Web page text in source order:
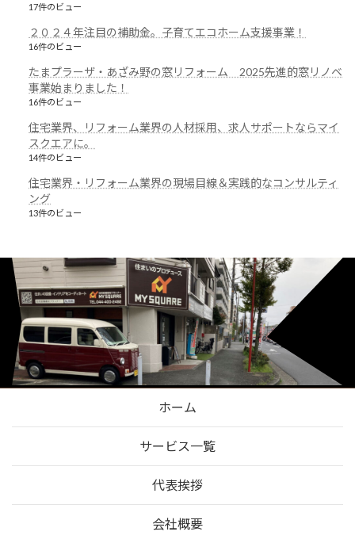
17件のビュー
２０２４年注目の補助金。子育てエコホーム支援事業！
16件のビュー
たまプラーザ・あざみ野の窓リフォーム 2025先進的窓リノベ
事業始まりました！
16件のビュー
住宅業界、リフォーム業界の人材採用、求人サポートならマイ
スクエアに。
14件のビュー
住宅業界・リフォーム業界の現場目線＆実践的なコンサルティ
ング
13件のビュー
ホーム
サービス一覧
代表挨拶
会社概要